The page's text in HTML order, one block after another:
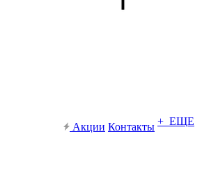
Акции Контакты + ЕЩЕ